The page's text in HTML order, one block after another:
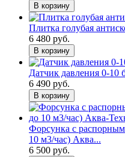
В корзину
Плитка голубая
6 480 руб.
В корзину
Датчик давления 0-
6 490 руб.
В корзину
Форсунка с
10 м3/час) Аква...
6 500 руб.